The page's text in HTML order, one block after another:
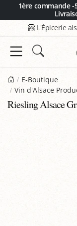
1ère commande -
L'Épicerie
E-Boutique
Vin d'Alsace
Riesling Alsace
Panneau de gestion